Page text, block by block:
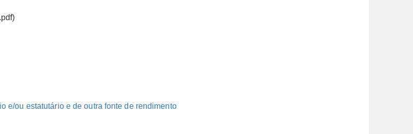
e/ou estatutário e de outra fonte de rendimento